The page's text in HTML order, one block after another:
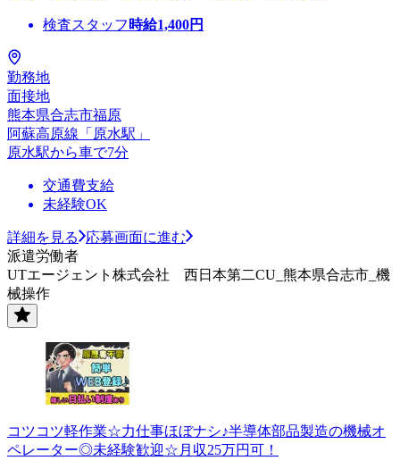
検査スタッフ 時給1,400円
勤務地
面接地
熊本県合志市福原
阿蘇高原線「原水駅」
原水駅から車で7分
交通費支給
未経験OK
詳細を見る
応募画面に進む
派遣労働者
UTエージェント株式会社 西日本第二CU_熊本県合志市_機
械操作
コツコツ軽作業☆力仕事ほぼナシ♪半導体部品製造の機械オ
ペレーター◎未経験歓迎☆月収25万円可！